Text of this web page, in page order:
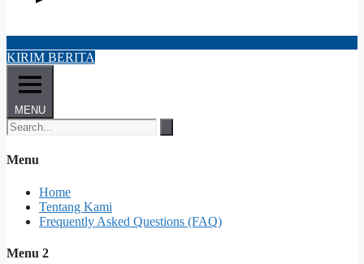
KIRIM BERITA
MENU
Menu
Home
Tentang Kami
Frequently Asked Questions (FAQ)
Menu 2